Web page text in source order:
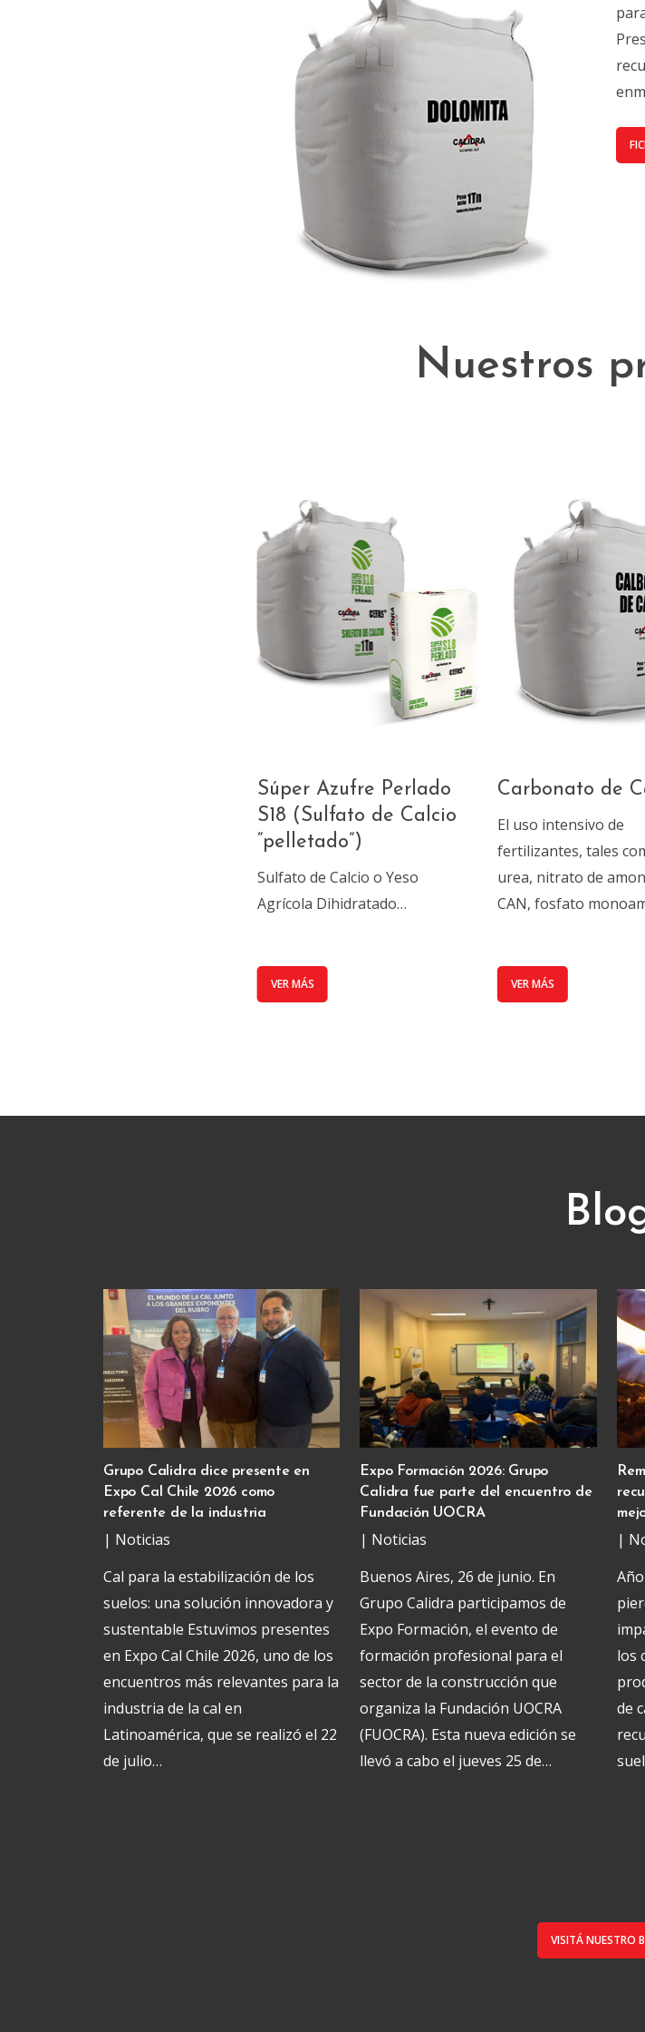
Nuestros
Súper Azufre Perlado
S18 (Sulfato de Calcio
“pelletado”)
Sulfato de Calcio o Yeso
Agrícola Dihidratado…
VER MÁS
Carbonato de
El uso intensivo de
fertilizantes, tales
urea, nitrato de
CAN, fosfato
VER MÁS
Grupo Calidra dice presente en
Expo Cal Chile 2026 como
referente de la industria
| Noticias
Cal para la estabilización de los
suelos: una solución innovadora y
sustentable Estuvimos presentes
en Expo Cal Chile 2026, uno de los
encuentros más relevantes para la
industria de la cal en
Latinoamérica, que se realizó el 22
de julio…
Expo Formación 2026: Grupo
Calidra fue parte del encuentro de
Fundación UOCRA
| Noticias
Buenos Aires, 26 de junio. En
Grupo Calidra participamos de
Expo Formación, el evento de
formación profesional para el
sector de la construcción que
organiza la Fundación UOCRA
(FUOCRA). Esta nueva edición se
llevó a cabo el jueves 25 de…
|
los
de
VISITÁ NUESTRO